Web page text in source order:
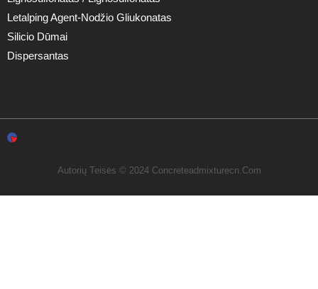
Letalping Agent-Nodžio Gliukonatas
Silicio Dūmai
Dispersantas
Autorių Teisės © 2024 Concreteadmixturecn.com